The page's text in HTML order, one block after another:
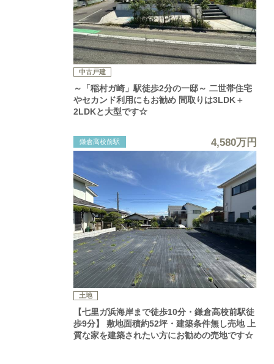
中古戸建
～「稲村ガ崎」駅徒歩2分の一邸～ 二世帯住宅
やセカンド利用にもお勧め 間取りは3LDK＋
2LDKと大型です☆
鎌倉高校前駅 4,580万円
土地
【七里ガ浜海岸まで徒歩10分・鎌倉高校前駅徒
歩9分】 敷地面積約52坪・建築条件無し売地 上
質な家を建築されたい方にお勧めの売地です☆